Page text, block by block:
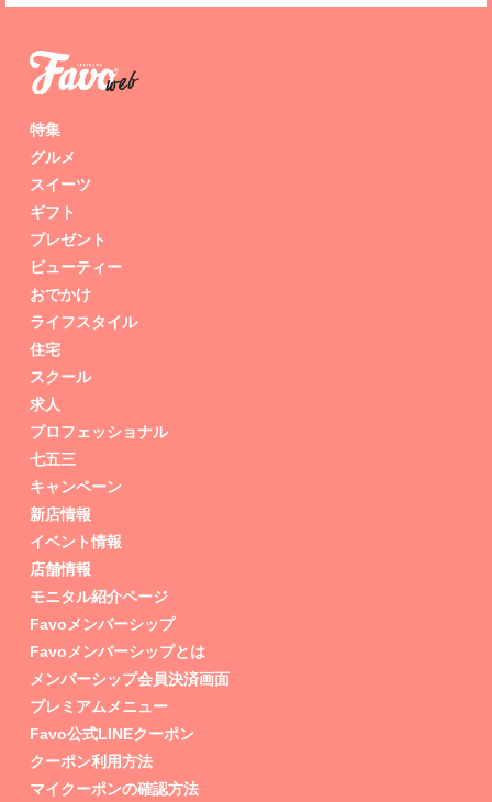
特集
グルメ
スイーツ
ギフト
プレゼント
ビューティー
おでかけ
ライフスタイル
住宅
スクール
求人
プロフェッショナル
七五三
キャンペーン
新店情報
イベント情報
店舗情報
モニタル紹介ページ
Favoメンバーシップ
Favoメンバーシップとは
メンバーシップ会員決済画面
プレミアムメニュー
Favo公式LINEクーポン
クーポン利用方法
マイクーポンの確認方法